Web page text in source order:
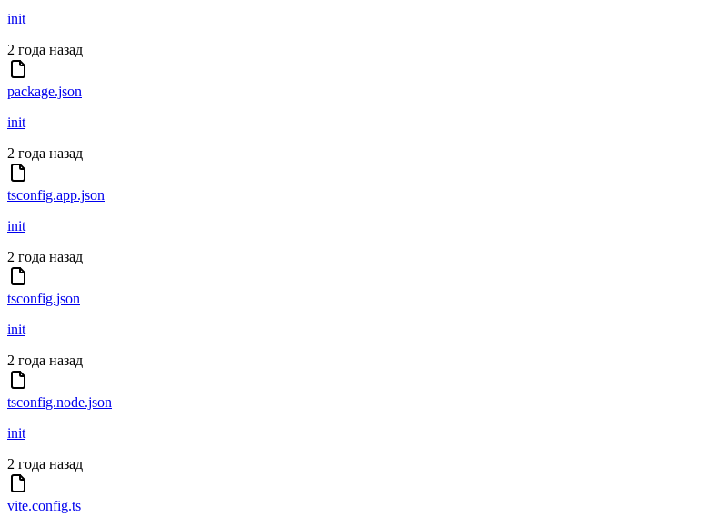
init
2 года назад
package.json
init
2 года назад
tsconfig.app.json
init
2 года назад
tsconfig.json
init
2 года назад
tsconfig.node.json
init
2 года назад
vite.config.ts